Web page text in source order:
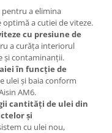
a elimina
a cutiei de viteze.
cu presiune de
a curăța interiorul
și contaminanții.
în funcție de
ulei și baia conform
AM6.
cantități de ulei din
și
cu ulei nou,